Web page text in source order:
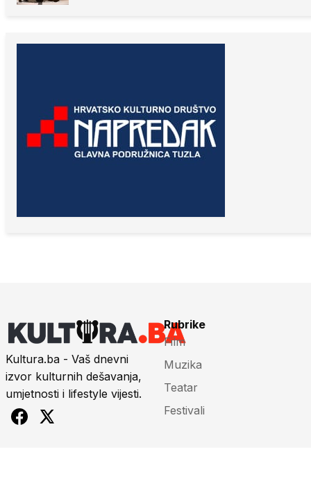
Kultura.ba - Vaš dnevni
izvor kulturnih dešavanja,
umjetnosti i lifestyle vijesti.
Rubrike
Film
Muzika
Teatar
Festivali